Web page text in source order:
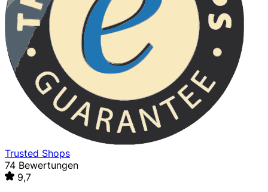
Trusted Shops
74 Bewertungen
9,7